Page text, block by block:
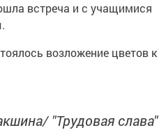
встреча и с учащимися
возложение цветов к
"Трудовая слава"